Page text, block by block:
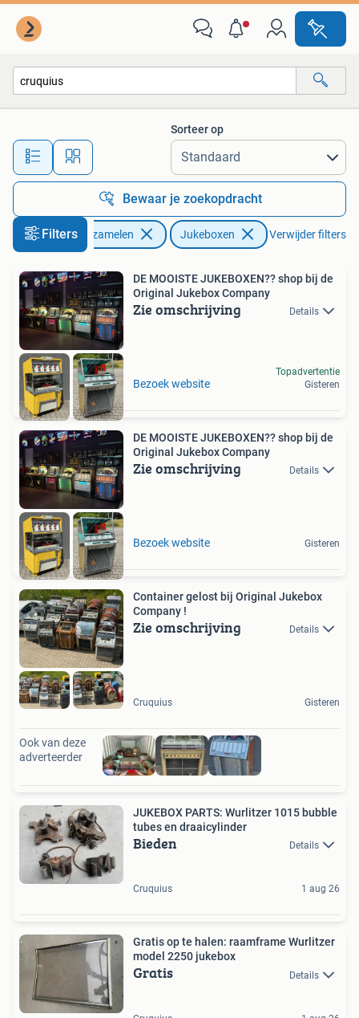
Alle afstanden…
Sorteer op
Bewaar je zoekopdracht
FiltersVerzamelen Jukeboxen Verwijder filters
DE MOOISTE JUKEBOXEN?? shop bij de
Original Jukebox Company
Zie omschrijving Details
Bezoek website
Topadvertentie
Gisteren
DE MOOISTE JUKEBOXEN?? shop bij de
Original Jukebox Company
Zie omschrijving Details
Bezoek website Gisteren
Container gelost bij Original Jukebox
Company !
Zie omschrijving Details
Cruquius Gisteren
Ook van deze
adverteerder
JUKEBOX PARTS: Wurlitzer 1015 bubble
tubes en draaicylinder
Bieden Details
Cruquius 1 aug 26
Gratis op te halen: raamframe Wurlitzer
model 2250 jukebox
Gratis Details